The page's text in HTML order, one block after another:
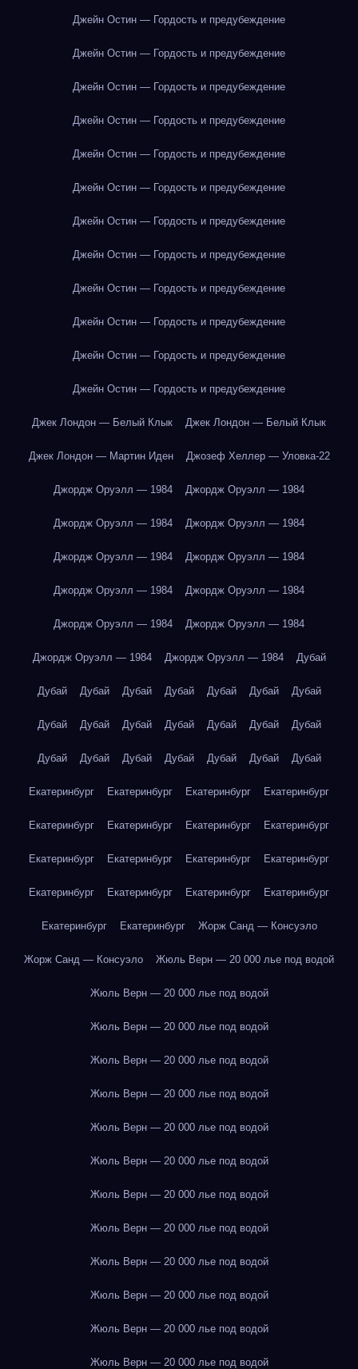
Джейн Остин — Гордость и предубеждение
Джейн Остин — Гордость и предубеждение
Джейн Остин — Гордость и предубеждение
Джейн Остин — Гордость и предубеждение
Джейн Остин — Гордость и предубеждение
Джейн Остин — Гордость и предубеждение
Джейн Остин — Гордость и предубеждение
Джейн Остин — Гордость и предубеждение
Джейн Остин — Гордость и предубеждение
Джейн Остин — Гордость и предубеждение
Джейн Остин — Гордость и предубеждение
Джейн Остин — Гордость и предубеждение
Джек Лондон — Белый Клык Джек Лондон — Белый Клык
Джек Лондон — Мартин Иден Джозеф Хеллер — Уловка-22
Джордж Оруэлл — 1984 Джордж Оруэлл — 1984
Джордж Оруэлл — 1984 Джордж Оруэлл — 1984
Джордж Оруэлл — 1984 Джордж Оруэлл — 1984
Джордж Оруэлл — 1984 Джордж Оруэлл — 1984
Джордж Оруэлл — 1984 Джордж Оруэлл — 1984
Джордж Оруэлл — 1984 Джордж Оруэлл — 1984 Дубай
Дубай Дубай Дубай Дубай Дубай Дубай Дубай
Дубай Дубай Дубай Дубай Дубай Дубай Дубай
Дубай Дубай Дубай Дубай Дубай Дубай Дубай
Екатеринбург Екатеринбург Екатеринбург Екатеринбург
Екатеринбург Екатеринбург Екатеринбург Екатеринбург
Екатеринбург Екатеринбург Екатеринбург Екатеринбург
Екатеринбург Екатеринбург Екатеринбург Екатеринбург
Екатеринбург Екатеринбург Жорж Санд — Консуэло
Жорж Санд — Консуэло Жюль Верн — 20 000 лье под водой
Жюль Верн — 20 000 лье под водой
Жюль Верн — 20 000 лье под водой
Жюль Верн — 20 000 лье под водой
Жюль Верн — 20 000 лье под водой
Жюль Верн — 20 000 лье под водой
Жюль Верн — 20 000 лье под водой
Жюль Верн — 20 000 лье под водой
Жюль Верн — 20 000 лье под водой
Жюль Верн — 20 000 лье под водой
Жюль Верн — 20 000 лье под водой
Жюль Верн — 20 000 лье под водой
Жюль Верн — 20 000 лье под водой